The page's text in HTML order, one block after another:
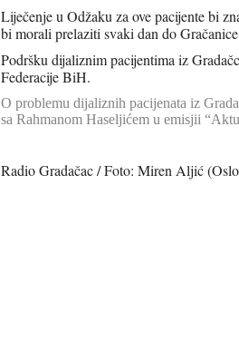
Liječenje u Odžaku za ove pacijente bi
bi morali prelaziti svaki dan do
Podršku dijaliznim pacijentima iz
Federacije BiH.
O problemu dijaliznih pacijenata iz
sa Rahmanom Haseljićem u emisjii
Radio Gradačac / Foto: Miren Aljić